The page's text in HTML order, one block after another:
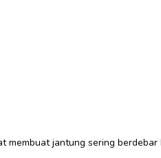
membuat jantung sering